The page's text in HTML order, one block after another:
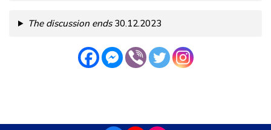
The discussion ends30.12.2023